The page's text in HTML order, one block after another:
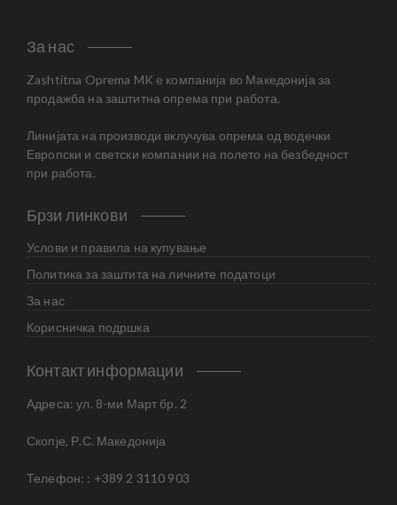
За нас
Zashtitna Oprema MK е компанија во Македонија за
продажба на заштитна опрема при работа.
Линијата на производи вклучува опрема од водечки
Европски и светски компании на полето на безбедност
при работа.
Брзи линкови
Услови и правила на купување
Политика за заштита на личните податоци
За нас
Корисничка подршка
Контакт информации
Адреса: ул. 8-ми Март бр. 2
Скопје, Р.С. Македонија
Телефон: : +389 2 3110 903